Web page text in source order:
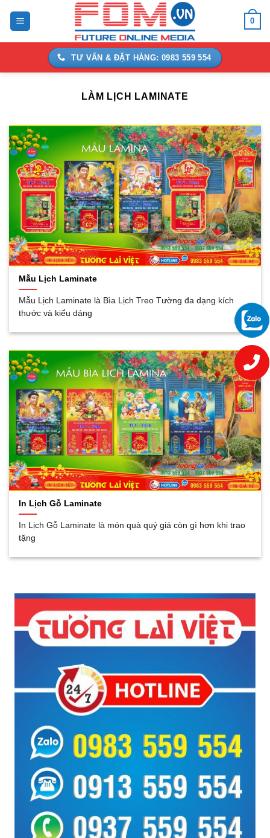
0
TƯ VẤN & ĐẶT HÀNG: 0983 559 554
LÀM LỊCH LAMINATE
Mẫu Lịch Laminate
Mẫu Lịch Laminate là Bìa Lịch Treo Tường đa dạng kích
thước và kiểu dáng
In Lịch Gỗ Laminate
In Lịch Gỗ Laminate là món quà quý giá còn gì hơn khi trao
tặng